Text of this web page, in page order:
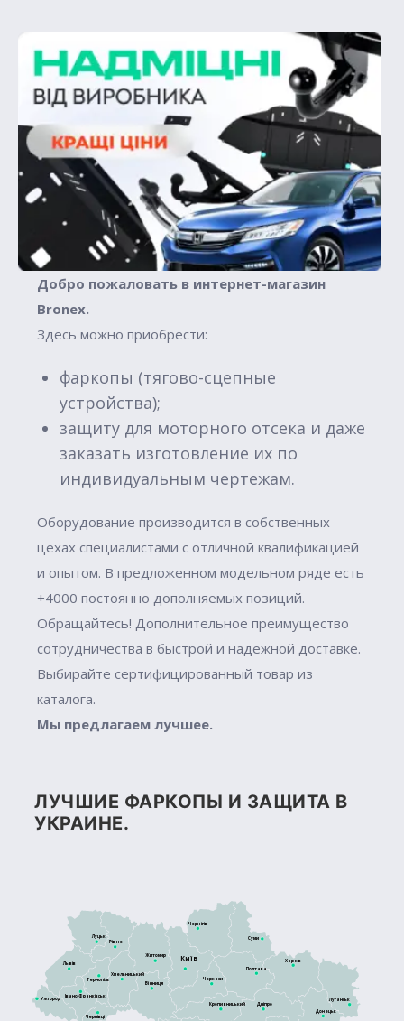
Добро пожаловать в интернет-магазин
Вronex.
Здесь можно приобрести:
фаркопы (тягово-сцепные
устройства);
защиту для моторного отсека и даже
заказать изготовление их по
индивидуальным чертежам.
Оборудование производится в собственных
цехах специалистами с отличной квалификацией
и опытом. В предложенном модельном ряде есть
+4000 постоянно дополняемых позиций.
Обращайтесь! Дополнительное преимущество
сотрудничества в быстрой и надежной доставке.
Выбирайте сертифицированный товар из
каталога.
Мы предлагаем лучшее.
ЛУЧШИЕ ФАРКОПЫ И ЗАЩИТА В
УКРАИНЕ.
Луцьк
Київ
Житомир
Тернопіль
Рівне
Львів
Дніпро
Кропивницький
Харків
Полтава
Черкаси
Суми
Чернігів
Донецьк
Луганськ
Ужгород
Чернівці
Вінниця
Хмельницький
Івано-Франківськ